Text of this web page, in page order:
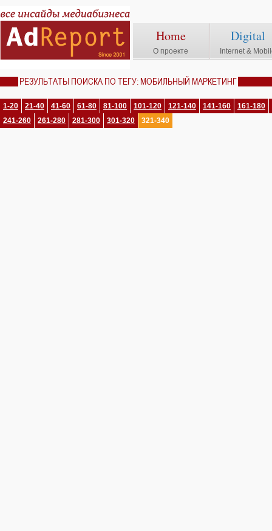
Home
О проекте
Digital
Internet &
РЕЗУЛЬТАТЫ ПОИСКА ПО ТЕГУ: МОБИЛЬНЫЙ МАРКЕТИНГ
1-20 21-40 41-60 61-80 81-100 101-120 121-140 141-160
161-180
241-260
261-280 281-300 301-320 321-340